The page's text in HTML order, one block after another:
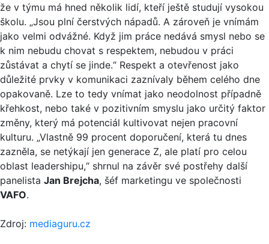
že v týmu má hned několik lidí, kteří ještě studují vysokou
školu. „Jsou plní čerstvých nápadů. A zároveň je vnímám
jako velmi odvážné. Když jim práce nedává smysl nebo se
k nim nebudu chovat s respektem, nebudou v práci
zůstávat a chytí se jinde.“ Respekt a otevřenost jako
důležité prvky v komunikaci zaznívaly během celého dne
opakovaně. Lze to tedy vnímat jako neodolnost případně
křehkost, nebo také v pozitivním smyslu jako určitý faktor
změny, který má potenciál kultivovat nejen pracovní
kulturu. „Vlastně 99 procent doporučení, která tu dnes
zazněla, se netýkají jen generace Z, ale platí pro celou
oblast leadershipu,“ shrnul na závěr své postřehy další
panelista Jan Brejcha, šéf marketingu ve společnosti
VAFO.
Zdroj: mediaguru.cz